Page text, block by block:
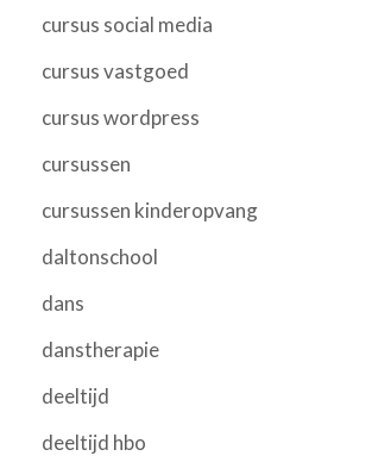
cursus social media
cursus vastgoed
cursus wordpress
cursussen
cursussen kinderopvang
daltonschool
dans
danstherapie
deeltijd
deeltijd hbo